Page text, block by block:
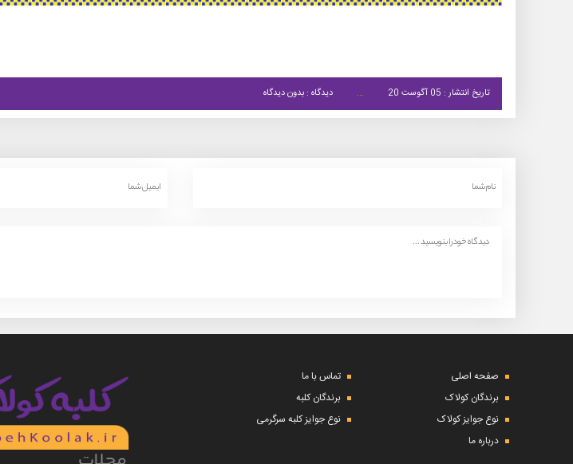
تاریخ انتشار : 05 آگوست 20 دیدگاه : بدون دیدگاه
صفحه اصلی
تماس با ما
برندگان کولاک
برندگان کلبه
نوع جوایز کولاک
نوع جوایز کلبه سرگرمی
درباره ما